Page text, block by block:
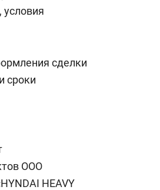
условия
сделки
сроки
ООО
HEAVY
30 метров»: как «Водоканал»
лечит подземные артерии